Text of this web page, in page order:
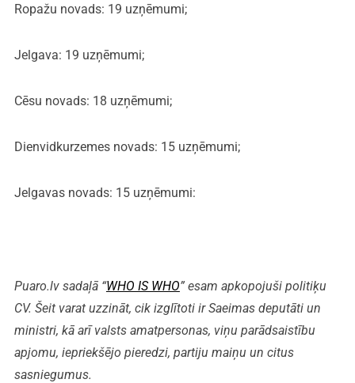
Ropažu novads: 19 uzņēmumi;
Jelgava: 19 uzņēmumi;
Cēsu novads: 18 uzņēmumi;
Dienvidkurzemes novads: 15 uzņēmumi;
Jelgavas novads: 15 uzņēmumi:
Puaro.lv sadaļā “WHO IS WHO” esam apkopojuši politiķu
CV. Šeit varat uzzināt, cik izglītoti ir Saeimas deputāti un
ministri, kā arī valsts amatpersonas, viņu parādsaistību
apjomu, iepriekšējo pieredzi, partiju maiņu un citus
sasniegumus.